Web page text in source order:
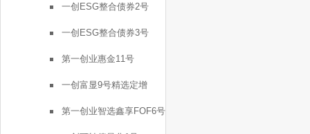
一创ESG整合债券2号
一创ESG整合债券3号
第一创业惠金11号
一创富显9号精选定增
第一创业智选鑫享FOF6号